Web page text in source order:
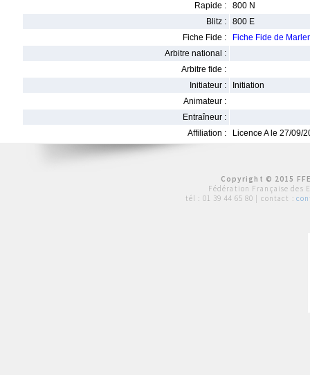
Rapide :
800 N
Blitz :
800 E
Fiche Fide :
Fiche Fide de
Arbitre national :
Arbitre fide :
Initiateur :
Initiation
Animateur :
Entraîneur :
Affiliation :
Licence A le 27/09/
Copyright © 2015
Fédération Française des
tél : 01 39 44 65 80 | contact :